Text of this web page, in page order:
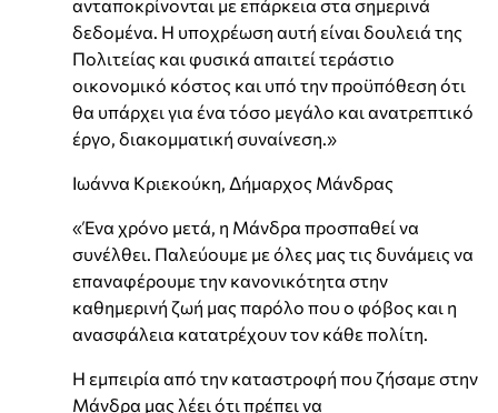
ανταποκρίνονται με επάρκεια στα σημερινά
δεδομένα. Η υποχρέωση αυτή είναι δουλειά της
Πολιτείας και φυσικά απαιτεί τεράστιο
οικονομικό κόστος και υπό την προϋπόθεση ότι
θα υπάρχει για ένα τόσο μεγάλο και ανατρεπτικό
έργο, διακομματική συναίνεση.»
Ιωάννα Κριεκούκη, Δήμαρχος Μάνδρας
«Ένα χρόνο μετά, η Μάνδρα προσπαθεί να
συνέλθει. Παλεύουμε με όλες μας τις δυνάμεις να
επαναφέρουμε την κανονικότητα στην
καθημερινή ζωή μας παρόλο που ο φόβος και η
ανασφάλεια κατατρέχουν τον κάθε πολίτη.
Η εμπειρία από την καταστροφή που ζήσαμε στην
Μάνδρα μας λέει ότι πρέπει να